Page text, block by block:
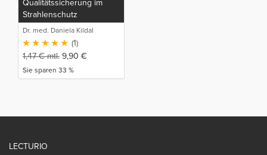
Qualitätssicherung im
Strahlenschutz
Dr. med. Daniela Kildal
(1)
1,47€mtl. 9,90 €
Sie sparen 33 %
LECTURIO